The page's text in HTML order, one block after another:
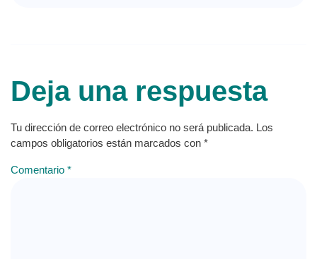
Deja una respuesta
Tu dirección de correo electrónico no será publicada. Los
campos obligatorios están marcados con *
Comentario *